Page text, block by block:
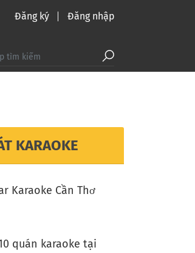
Đăng ký Đăng nhập
KARAOKE
Karaoke Cần Thơ
quán karaoke tại